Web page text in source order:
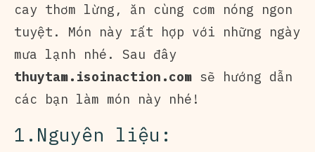
cay thơm lừng, ăn cùng cơm nóng ngon
tuyệt. Món này rất hợp với những ngày
mưa lạnh nhé. Sau đây
thuytam.isoinaction.com sẽ hướng dẫn
các bạn làm món này nhé!
1.Nguyên liệu: